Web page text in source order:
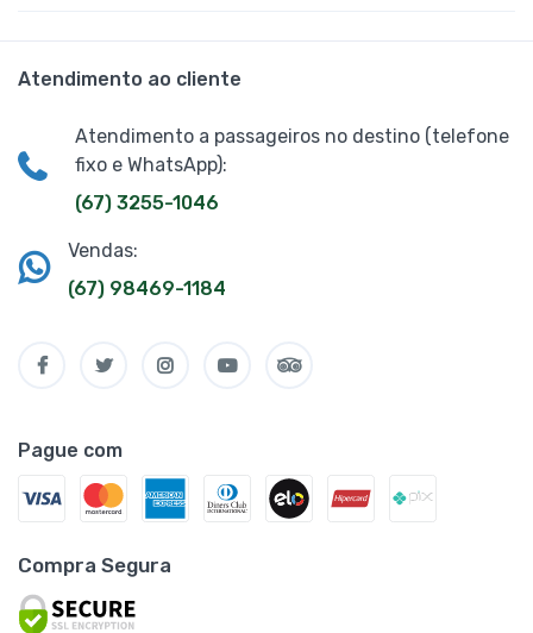
Atendimento ao cliente
Atendimento a passageiros no destino (telefone
fixo e WhatsApp):
(67) 3255-1046
Vendas:
(67) 98469-1184
Pague com
Compra Segura